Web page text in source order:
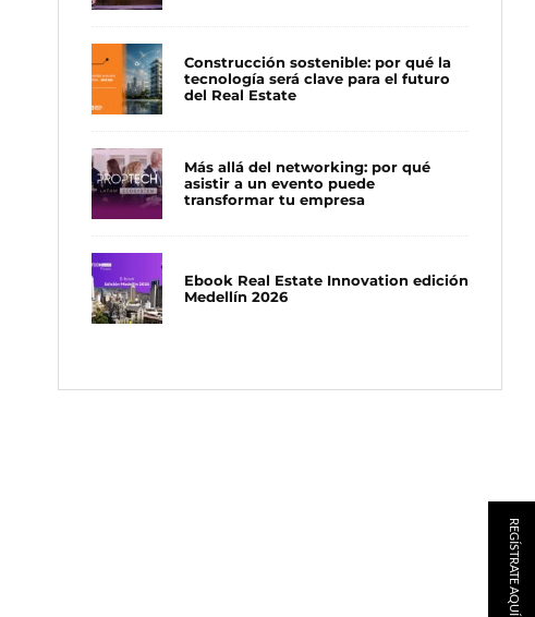
Construcción sostenible: por qué la
tecnología será clave para el futuro
del Real Estate
Más allá del networking: por qué
asistir a un evento puede
transformar tu empresa
Ebook Real Estate Innovation edición
Medellín 2026
REGÍSTRATE AQUÍ